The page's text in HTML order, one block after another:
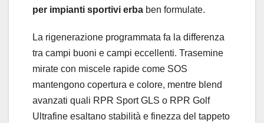
per impianti sportivi erba ben formulate.
La rigenerazione programmata fa la differenza
tra campi buoni e campi eccellenti. Trasemine
mirate con miscele rapide come SOS
mantengono copertura e colore, mentre blend
avanzati quali RPR Sport GLS o RPR Golf
Ultrafine esaltano stabilità e finezza del tappeto